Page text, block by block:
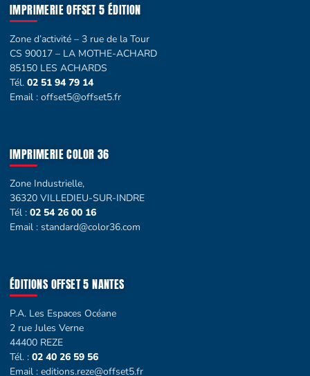
IMPRIMERIE OFFSET 5 ÉDITION
Zone d’activité – 3 rue de la Tour
CS 90017 – LA MOTHE-ACHARD
85150 LES ACHARDS
Tél. 02 51 94 79 14
Email : offset5@offset5.fr
IMPRIMERIE COLOR 36
Zone Industrielle,
36320 VILLEDIEU-SUR-INDRE
Tél : 02 54 26 00 16
Email : standard@color36.com
ÉDITIONS OFFSET 5 NANTES
P.A. Les Espaces Océane
2 rue Jules Verne
44400 REZE
Tél. : 02 40 26 59 56
Email : editions.reze@offset5.fr